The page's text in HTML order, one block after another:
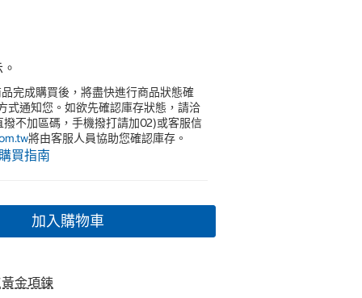
完成購買後，將盡快進行商品狀態確
式通知您。如欲先確認庫存狀態，請洽
撥不加區碼，手機撥打請加02)或客服信
將由客服人員協助您確認庫存。
買指南
加入購物車
金項鍊